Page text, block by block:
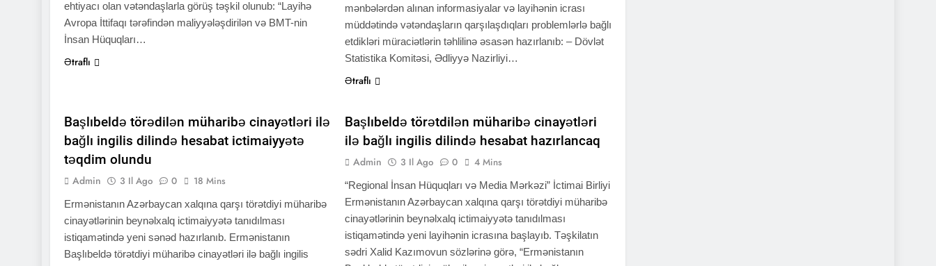
ehtiyacı olan vətəndaşlarla görüş təşkil olunub: “Layihə
Avropa İttifaqı tərəfindən maliyyələşdirilən və BMT-nin
İnsan Hüquqları…
Ətraflı
mənbələrdən alınan informasiyalar və layihənin icrası
müddətində vətəndaşların qarşılaşdıqları problemlərlə bağlı
etdikləri müraciətlərin təhlilinə əsasən hazırlanıb: – Dövlət
Statistika Komitəsi, Ədliyyə Nazirliyi…
Ətraflı
Başlıbeldə törədilən müharibə cinayətləri ilə
bağlı ingilis dilində hesabat ictimaiyyətə
təqdim olundu
Admin 3 Il Ago 0 18 Mins
Ermənistanın Azərbaycan xalqına qarşı törətdiyi müharibə
cinayətlərinin beynəlxalq ictimaiyyətə tanıdılması
istiqamətində yeni sənəd hazırlanıb. Ermənistanın
Başlıbeldə törətdiyi müharibə cinayətləri ilə bağlı ingilis
Başlıbeldə törətdilən müharibə cinayətləri
ilə bağlı ingilis dilində hesabat hazırlancaq
Admin 3 Il Ago 0 4 Mins
“Regional İnsan Hüquqları və Media Mərkəzi” İctimai Birliyi
Ermənistanın Azərbaycan xalqına qarşı törətdiyi müharibə
cinayətlərinin beynəlxalq ictimaiyyətə tanıdılması
istiqamətində yeni layihənin icrasına başlayıb. Təşkilatın
sədri Xalid Kazımovun sözlərinə görə, “Ermənistanın